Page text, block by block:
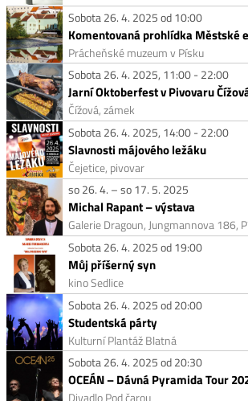
Sobota 26. 4. 2025 od 10:00
Komentovaná prohlídka Městské
Prácheňské muzeum v Písku
Sobota 26. 4. 2025, 11:00 - 22:00
Jarní Oktoberfest v Pivovaru
Čížová, zámek
Sobota 26. 4. 2025, 14:00 - 22:00
Slavnosti májového ležáku
Čejetice, pivovar
so 26. 4. – so 17. 5. 2025
Michal Rapant – výstava
Galerie Dragoun, Jungmannova 186,
Sobota 26. 4. 2025 od 19:00
Můj příšerný syn
kino Sedlice
Sobota 26. 4. 2025 od 20:00
Studentská párty
Kulturní Plantáž Blatná
Sobota 26. 4. 2025 od 20:30
OCEÁN – Dávná Pyramida Tour
Divadlo Pod čarou